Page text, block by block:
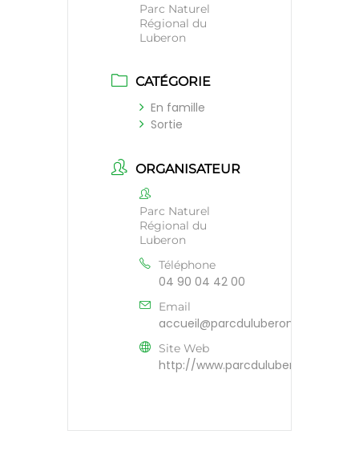
Parc Naturel
Régional du
Luberon
CATÉGORIE
En famille
Sortie
ORGANISATEUR
Parc Naturel
Régional du
Luberon
Téléphone
04 90 04 42 00
Email
accueil@parcduluberon.fr
Site Web
http://www.parcduluberon.fr